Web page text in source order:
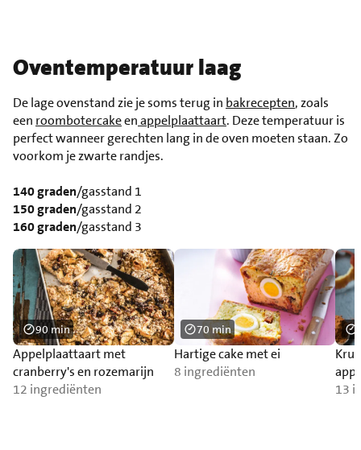
Oventemperatuur laag
De lage ovenstand zie je soms terug in bakrecepten, zoals
een roombotercakeenappelplaattaart. Deze temperatuur is
perfect wanneer gerechten lang in de oven moeten staan. Zo
voorkom je zwarte randjes.
140 graden/gasstand 1
150 graden/gasstand 2
160 graden/gasstand 3
Appelplaattaart met
cranberry's en rozemarijn
12 ingrediënten
90 min
Hartige cake met ei
8 ingrediënten
70 min
13